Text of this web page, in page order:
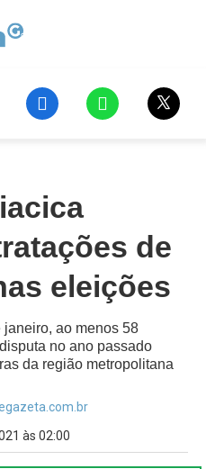
de
eleições
ao menos 58
no ano passado
da região metropolitana
às 02:00